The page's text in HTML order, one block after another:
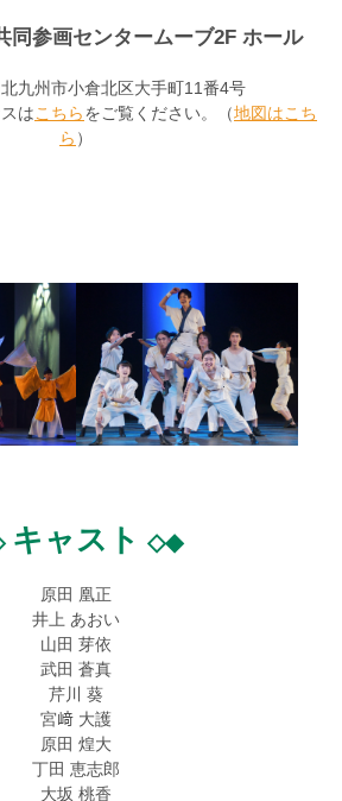
同参画センタームーブ2F ホール
九州市小倉北区大手町11番4号
はこちらをご覧ください。（地図はこち
ら ）
キャスト ◇◆
原田 凰正
井上 あおい
山田 芽依
武田 蒼真
芹川 葵
宮﨑 大護
原田 煌大
丁田 恵志郎
大坂 桃香